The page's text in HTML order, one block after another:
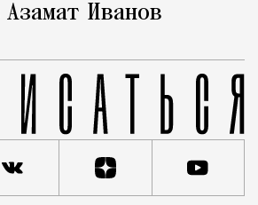
Азамат Иванов